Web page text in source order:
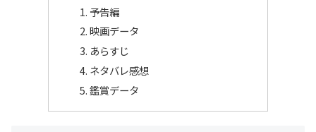
予告編
映画データ
あらすじ
ネタバレ感想
鑑賞データ